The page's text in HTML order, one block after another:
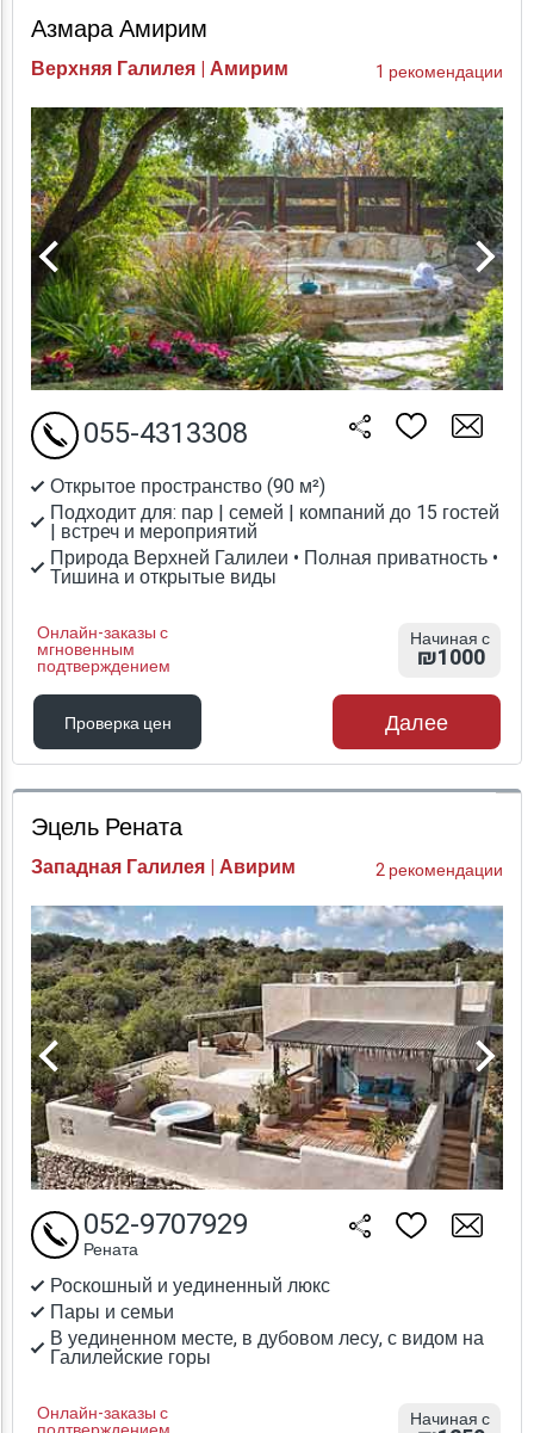
Азмара Амирим
Верхняя Галилея | Амирим 1 рекомендации
Открытое пространство (90 м²)
Подходит для: пар | семей | компаний до 15 гостей
| встреч и мероприятий
Природа Верхней Галилеи • Полная приватность •
Тишина и открытые виды
Онлайн-заказы с
мгновенным
подтверждением
055-4313308
Начиная с
₪1000
Проверка цен
Проверка цен
Далее
Эцель Рената
Западная Галилея | Авирим 2 рекомендации
Роскошный и уединенный люкс
Пары и семьи
В уединенном месте, в дубовом лесу, с видом на
Галилейские горы
Онлайн-заказы с
052-9707929
Рената
Начиная с